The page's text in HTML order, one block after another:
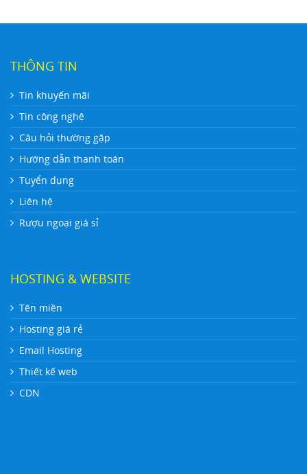
THÔNG TIN
Tin khuyến mãi
Tin công nghệ
Câu hỏi thường gặp
Hướng dẫn thanh toán
Tuyển dụng
Liên hệ
Rượu ngoại giá sỉ
HOSTING & WEBSITE
Tên miền
Hosting giá rẻ
Email Hosting
Thiết kế web
CDN